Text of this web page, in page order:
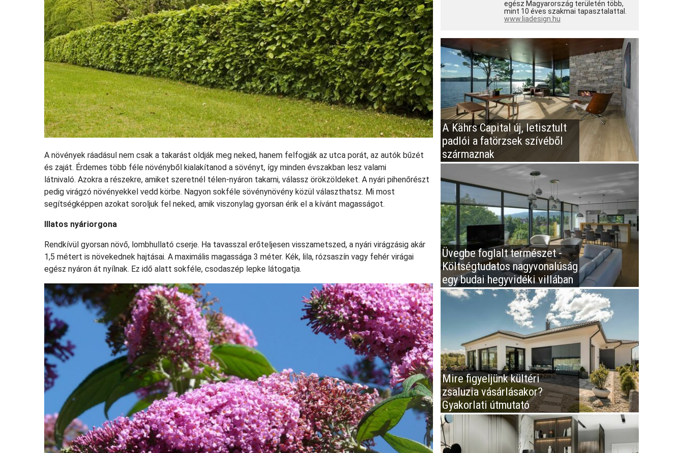
A növények ráadásul nem csak a takarást oldják meg neked, hanem felfogják az utca porát, az autók bűzét
és zaját. Érdemes több féle növényből kialakítanod a sövényt, így minden évszakban lesz valami
látnivaló. Azokra a részekre, amiket szeretnél télen-nyáron takarni, válassz örökzöldeket. A nyári pihenőrészt
pedig virágzó növényekkel vedd körbe. Nagyon sokféle sövénynövény közül választhatsz. Mi most
segítségképpen azokat soroljuk fel neked, amik viszonylag gyorsan érik el a kívánt magasságot.
Illatos nyáriorgona
Rendkívül gyorsan növő, lombhullató cserje. Ha tavasszal erőteljesen visszametszed, a nyári virágzásig akár
1,5 métert is növekednek hajtásai. A maximális magassága 3 méter. Kék, lila, rózsaszín vagy fehér virágai
egész nyáron át nyílnak. Ez idő alatt sokféle, csodaszép lepke látogatja.
egész Magyarország területén több,
mint 10 éves szakmai tapasztalattal.
www.liadesign.hu
A Kährs Capital új, letisztult
padlói a fatörzsek szívéből
származnak
Üvegbe foglalt természet -
Költségtudatos nagyvonalúság
egy budai hegyvidéki villában
Mire figyeljünk kültéri
zsaluzia vásárlásakor?
Gyakorlati útmutató